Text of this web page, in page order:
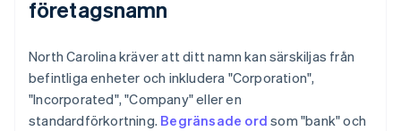
företagsnamn
North Carolina kräver att ditt namn kan särskiljas från
befintliga enheter och inkludera "Corporation",
"Incorporated", "Company" eller en
standardförkortning. Begränsade ord som "bank" och